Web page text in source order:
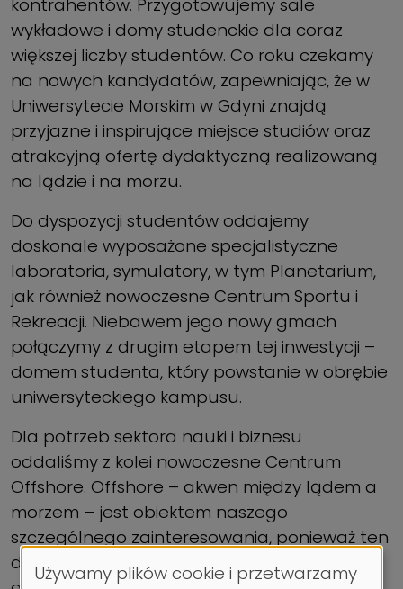
kontrahentów. Przygotowujemy sale
wykładowe i domy studenckie dla coraz
większej liczby studentów. Co roku czekamy
na nowych kandydatów, zapewniając, że w
Uniwersytecie Morskim w Gdyni znajdą
przyjazne i inspirujące miejsce studiów oraz
atrakcyjną ofertę dydaktyczną realizowaną
na lądzie i na morzu.
Do dyspozycji studentów oddajemy
doskonale wyposażone specjalistyczne
laboratoria, symulatory, w tym Planetarium,
jak również nowoczesne Centrum Sportu i
Rekreacji. Niebawem jego nowy gmach
połączymy z drugim etapem tej inwestycji –
domem studenta, który powstanie w obrębie
uniwersyteckiego kampusu.
Dla potrzeb sektora nauki i biznesu
oddaliśmy z kolei nowoczesne Centrum
Offshore. Offshore – akwen między lądem a
morzem – jest obiektem naszego
szczególnego zainteresowania, ponieważ ten
dynamicznie rozwijający się obszar
Używamy plików cookie i przetwarzamy